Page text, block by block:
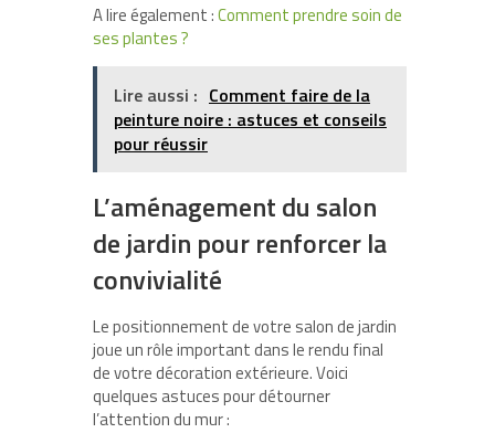
A lire également :Comment prendre soin de
ses plantes ?
Lire aussi : Comment faire de la
peinture noire : astuces et conseils
pour réussir
L’aménagement du salon
de jardin pour renforcer la
convivialité
Le positionnement de votre salon de jardin
joue un rôle important dans le rendu final
de votre décoration extérieure. Voici
quelques astuces pour détourner
l’attention du mur :